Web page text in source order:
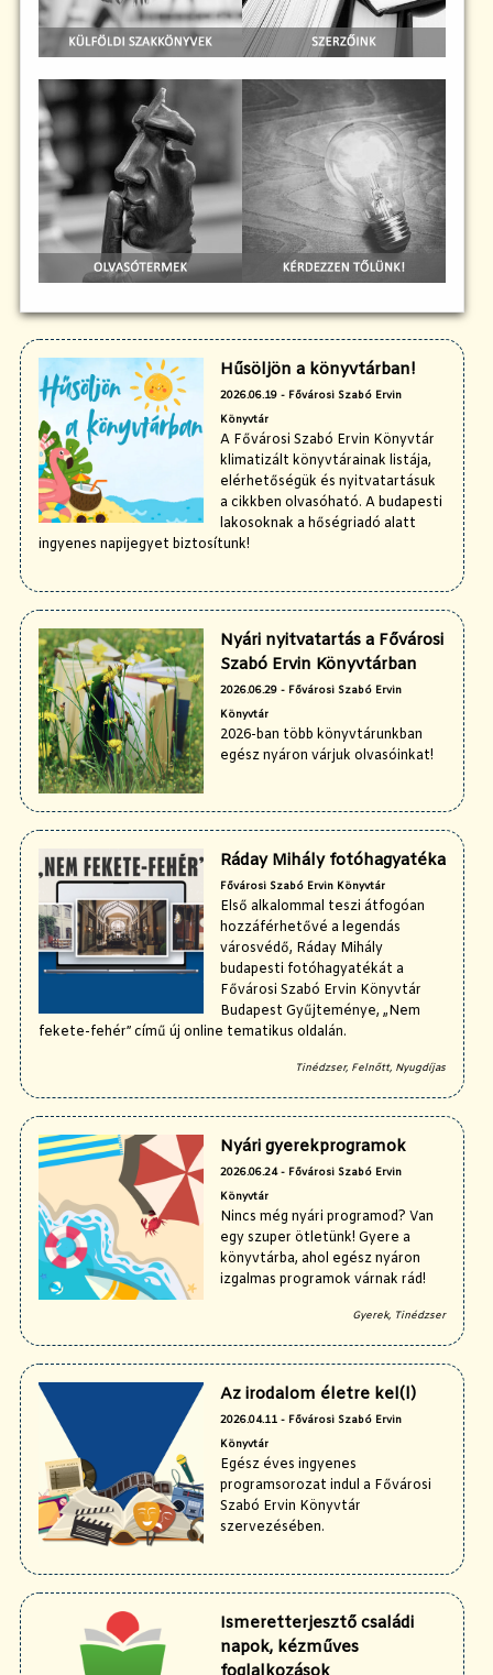
Hűsöljön a könyvtárban!
2026.06.19 - Fővárosi Szabó Ervin
Könyvtár
A Fővárosi Szabó Ervin Könyvtár
klimatizált könyvtárainak listája,
elérhetőségük és nyitvatartásuk
a cikkben olvasóható. A budapesti
lakosoknak a hőségriadó alatt
ingyenes napijegyet biztosítunk!
Nyári nyitvatartás a Fővárosi
Szabó Ervin Könyvtárban
2026.06.29 - Fővárosi Szabó Ervin
Könyvtár
2026-ban több könyvtárunkban
egész nyáron várjuk olvasóinkat!
Ráday Mihály fotóhagyatéka
Fővárosi Szabó Ervin Könyvtár
Első alkalommal teszi átfogóan
hozzáférhetővé a legendás
városvédő, Ráday Mihály
budapesti fotóhagyatékát a
Fővárosi Szabó Ervin Könyvtár
Budapest Gyűjteménye, „Nem
fekete-fehér” című új online tematikus oldalán.
Tinédzser, Felnőtt, Nyugdíjas
Nyári gyerekprogramok
2026.06.24 - Fővárosi Szabó Ervin
Könyvtár
Nincs még nyári programod? Van
egy szuper ötletünk! Gyere a
könyvtárba, ahol egész nyáron
izgalmas programok várnak rád!
Gyerek, Tinédzser
Az irodalom életre kel(l)
2026.04.11 - Fővárosi Szabó Ervin
Könyvtár
Egész éves ingyenes
programsorozat indul a Fővárosi
Szabó Ervin Könyvtár
szervezésében.
Ismeretterjesztő családi
napok, kézműves